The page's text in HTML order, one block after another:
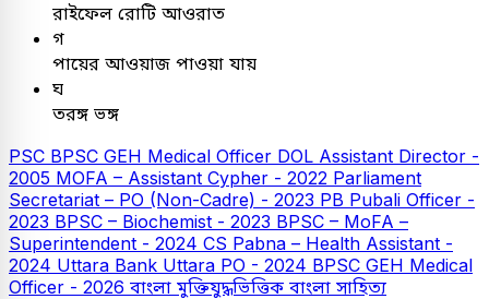
রাইফেল রোটি আওরাত
গ
পায়ের আওয়াজ পাওয়া যায়
ঘ
তরঙ্গ ভঙ্গ
PSC BPSC GEH Medical Officer DOL Assistant Director -
2005 MOFA – Assistant Cypher - 2022 Parliament
Secretariat – PO (Non-Cadre) - 2023 PB Pubali Officer -
2023 BPSC – Biochemist - 2023 BPSC – MoFA –
Superintendent - 2024 CS Pabna – Health Assistant -
2024 Uttara Bank Uttara PO - 2024 BPSC GEH Medical
Officer - 2026 বাংলা মুক্তিযুদ্ধভিত্তিক বাংলা সাহিত্য